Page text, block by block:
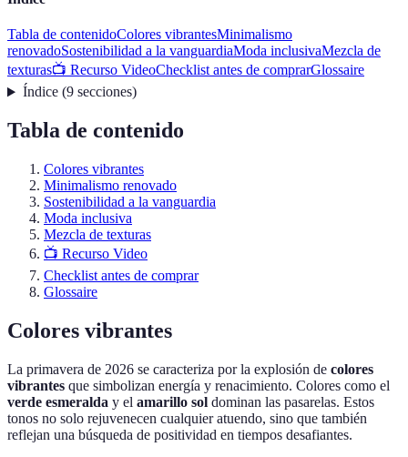
Tabla de contenidoColores vibrantesMinimalismo
renovadoSostenibilidad a la vanguardiaModa inclusivaMezcla de
texturas📺 Recurso VideoChecklist antes de comprarGlossaire
Índice(9 secciones)
Tabla de contenido
Colores vibrantes
Minimalismo renovado
Sostenibilidad a la vanguardia
Moda inclusiva
Mezcla de texturas
📺 Recurso Video
Checklist antes de comprar
Glossaire
Colores vibrantes
La primavera de 2026 se caracteriza por la explosión de colores
vibrantes que simbolizan energía y renacimiento. Colores como el
verde esmeralda y el amarillo sol dominan las pasarelas. Estos
tonos no solo rejuvenecen cualquier atuendo, sino que también
reflejan una búsqueda de positividad en tiempos desafiantes.